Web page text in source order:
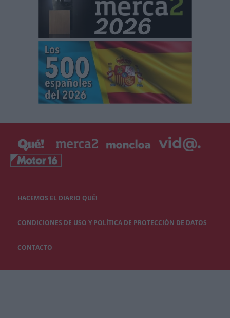
HACEMOS EL DIARIO QUÉ!
CONDICIONES DE USO Y POLÍTICA DE PROTECCIÓN DE DATOS
CONTACTO